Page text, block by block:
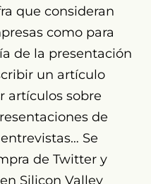
que consideran
como para
de la presentación
un artículo
artículos sobre
de
Se
de Twitter y
Silicon Valley